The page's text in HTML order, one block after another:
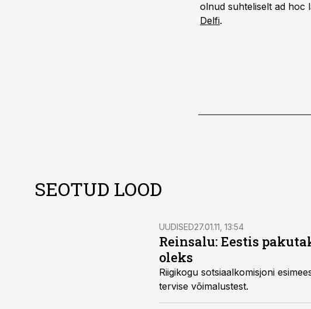
olnud suhteliselt ad hoc
Delfi.
SEOTUD LOOD
UUDISED27.01.11, 13:54
Reinsalu: Eestis
oleks
Riigikogu sotsiaalkomisjoni esimees Urmas Reinsalu tutvustas täna riigikogus
tervise võimalustest.